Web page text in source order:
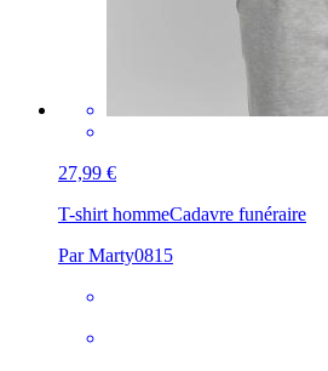
27,99 €
T-shirt hommeCadavre funéraire
Par Marty0815